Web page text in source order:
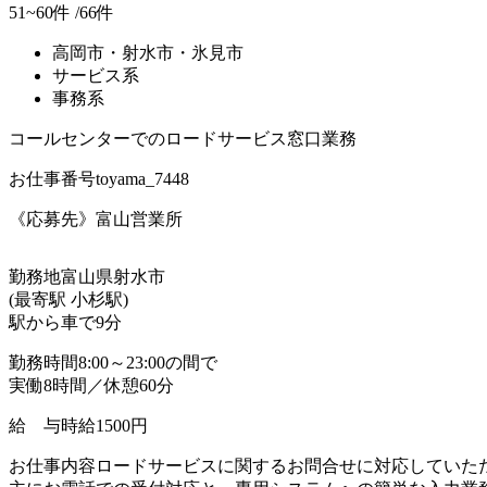
51~60件 /66件
高岡市・射水市・氷見市
サービス系
事務系
コールセンターでのロードサービス窓口業務
お仕事番号toyama_7448
《応募先》富山営業所
勤務地富山県射水市
(最寄駅 小杉駅)
駅から車で9分
勤務時間8:00～23:00の間で
実働8時間／休憩60分
給 与時給1500円
お仕事内容 ロードサービスに関するお問合せに対応していた